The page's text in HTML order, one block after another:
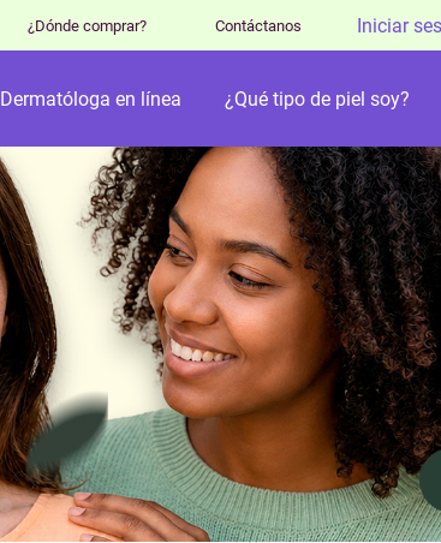
¿Dónde comprar? Contáctanos Iniciar
Dermatóloga en línea ¿Qué tipo de piel soy?